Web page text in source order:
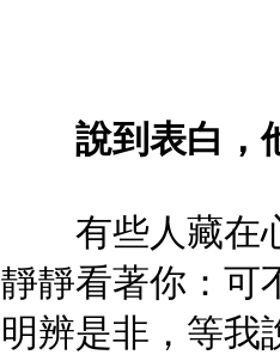
說到表白
有些人藏在心
靜靜看著你：可
明辨是非，等我